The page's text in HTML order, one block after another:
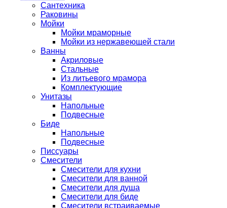
Сантехника
Раковины
Мойки
Мойки мраморные
Мойки из нержавеющей стали
Ванны
Акриловые
Стальные
Из литьевого мрамора
Комплектующие
Унитазы
Напольные
Подвесные
Биде
Напольные
Подвесные
Писсуары
Смесители
Смесители для кухни
Смесители для ванной
Смесители для душа
Смесители для биде
Смесители встраиваемые